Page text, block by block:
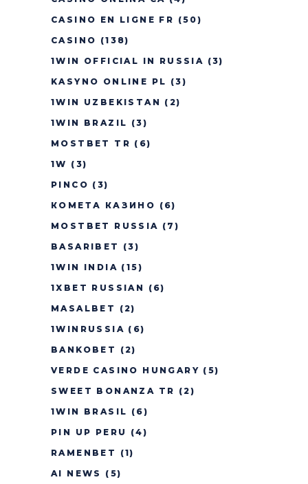
CASINO EN LIGNE FR (50)
CASINO (138)
1WIN OFFICIAL IN RUSSIA (3)
KASYNO ONLINE PL (3)
1WIN UZBEKISTAN (2)
1WIN BRAZIL (3)
MOSTBET TR (6)
1W (3)
PINCO (3)
КОМЕТА КАЗИНО (6)
MOSTBET RUSSIA (7)
BASARIBET
(3)
1WIN INDIA (15)
1XBET RUSSIAN
(6)
MASALBET
(2)
1WINRUSSIA (6)
BANKOBET
(2)
VERDE CASINO HUNGARY (5)
SWEET BONANZA TR (2)
1WIN BRASIL (6)
PIN UP PERU
(4)
RAMENBET
(1)
AI NEWS
(5)